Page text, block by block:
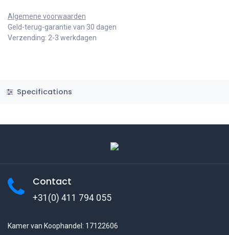
Algemene voorwaarden
Geld-terug-garantie van 30 dagen
Verzending: 2-3 werkdagen
Specifications
Contact
+31(0) 411 794 055
Kamer van Koophandel: 17122606